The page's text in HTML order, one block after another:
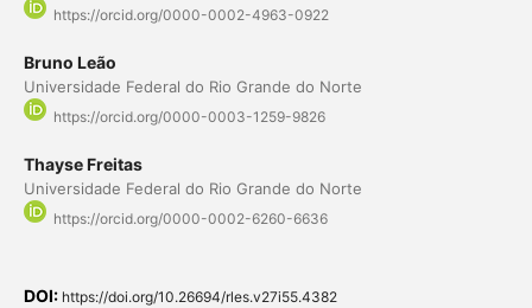
https://orcid.org/0000-0002-4963-0922
Bruno Leão
Universidade Federal do Rio Grande do Norte
https://orcid.org/0000-0003-1259-9826
Thayse Freitas
Universidade Federal do Rio Grande do Norte
https://orcid.org/0000-0002-6260-6636
DOI: https://doi.org/10.26694/rles.v27i55.4382